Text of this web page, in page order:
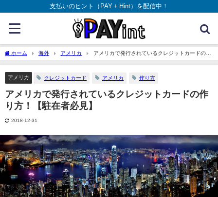
支払いのヒント（PAY + Hint）を配信中！
ホーム 海外 アメリカ
アメリカで発行されているクレジットカードの作
り方！【駐在者必見】
アメリカ クレジットカード アメリカ 作り方
アメリカで発行されているクレジットカードの作
り方！【駐在者必見】
2018-12-31